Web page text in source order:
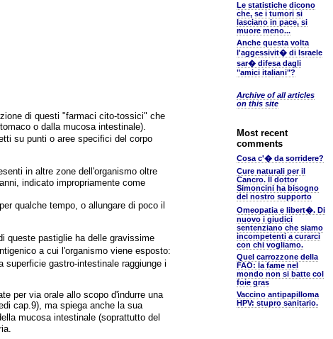
di questi "farmaci cito-tossici" che
o dalla mucosa intestinale).
su punti o aree specifici del corpo
in altre zone dell'organismo oltre
indicato impropriamente come
qualche tempo, o allungare di poco il
queste pastiglie ha delle gravissime
a cui l'organismo viene esposto:
gastro-intestinale raggiunge i
per via orale allo scopo d'indurre una
cap.9), ma spiega anche la sua
mucosa intestinale (soprattutto del
Le statistiche dicono
che, se i tumori si
lasciano in pace, si
muore meno...
Anche questa volta
l'aggessivit� di Israele
sar� difesa dagli
"amici italiani"?
Archive of all articles
on this site
Most recent
comments
Cosa c'� da sorridere?
Cure naturali per il
Cancro. Il dottor
Simoncini ha bisogno
del nostro supporto
Omeopatia e libert�. Di
nuovo i giudici
sentenziano che siamo
incompetenti a curarci
con chi vogliamo.
Quel carrozzone della
FAO: la fame nel
mondo non si batte col
foie gras
Vaccino antipapilloma
HPV: stupro sanitario.